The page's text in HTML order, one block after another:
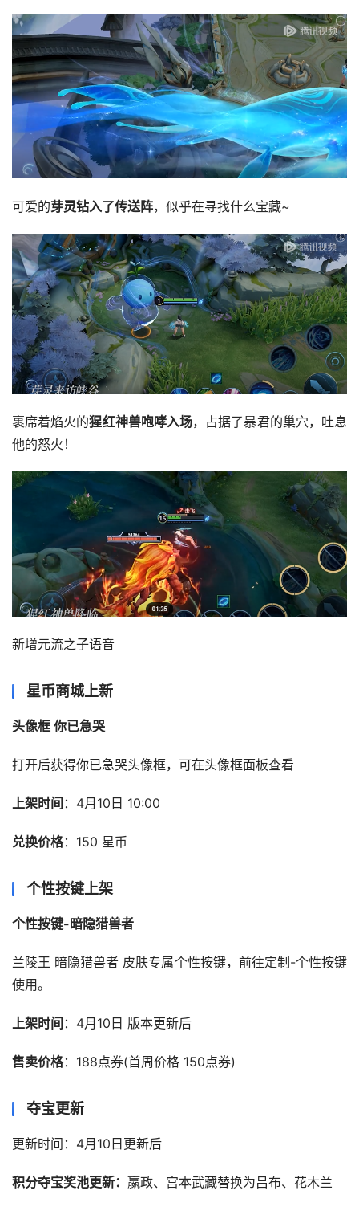
可爱的芽灵钻入了传送阵，似乎在寻找什么宝藏~
裹席着焰火的猩红神兽咆哮入场，占据了暴君的巢穴，吐息
他的怒火！
新增元流之子语音
星币商城上新
头像框 你已急哭
打开后获得你已急哭头像框，可在头像框面板查看
上架时间 ：4月10日 10:00
兑换价格：150 星币
个性按键上架
个性按键-暗隐猎兽者
兰陵王 暗隐猎兽者 皮肤专属个性按键，前往定制-个性按键
使用。
上架时间 ：4月10日 版本更新后
售卖价格：188点券(首周价格 150点券)
夺宝更新
更新时间：4月10日更新后
积分夺宝奖池更新： 嬴政、宫本武藏替换为吕布、花木兰